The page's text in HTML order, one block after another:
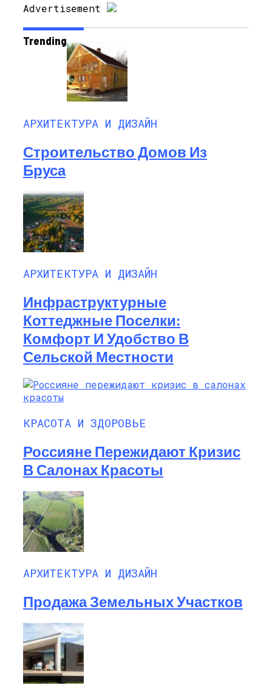
Advertisement
Trending
АРХИТЕКТУРА И ДИЗАЙН
Строительство Домов Из
Бруса
АРХИТЕКТУРА И ДИЗАЙН
Инфраструктурные
Коттеджные Поселки:
Комфорт И Удобство В
Сельской Местности
КРАСОТА И ЗДОРОВЬЕ
Россияне Пережидают Кризис
В Салонах Красоты
АРХИТЕКТУРА И ДИЗАЙН
Продажа Земельных Участков